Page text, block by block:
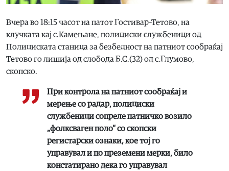
Вчера во 18:15 часот на патот Гостивар–Тетово, на
клучката кај с.Камењане, полициски службеници од
Полициската станица за безбедност на патниот сообраќај
Тетово го лишија од слобода Б.С.(32) од с.Глумово,
скопско.
При контрола на патниот сообраќај и
мерење со радар, полициски
службеници сопреле патничко возило
„фолксваген поло“ со скопски
регистарски ознаки, кое тој го
управувал и по преземени мерки, било
констатирано дека го управувал